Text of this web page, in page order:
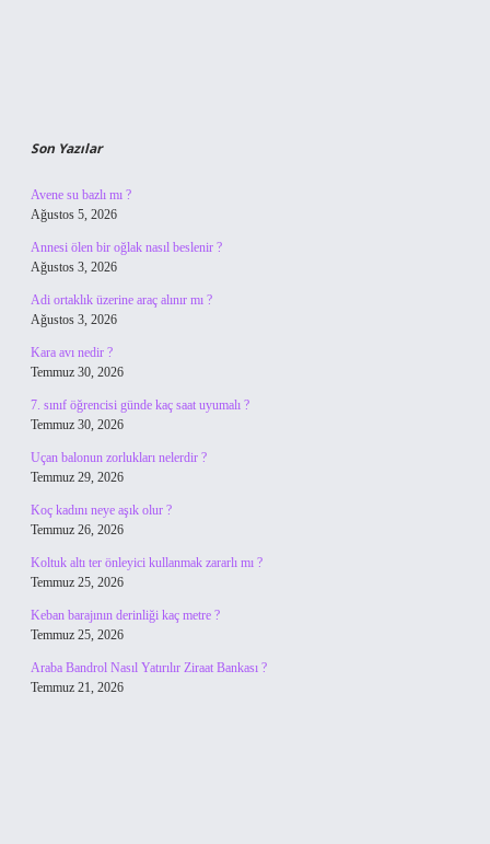
Son Yazılar
Avene su bazlı mı ?
Ağustos 5, 2026
Annesi ölen bir oğlak nasıl beslenir ?
Ağustos 3, 2026
Adi ortaklık üzerine araç alınır mı ?
Ağustos 3, 2026
Kara avı nedir ?
Temmuz 30, 2026
7. sınıf öğrencisi günde kaç saat uyumalı ?
Temmuz 30, 2026
Uçan balonun zorlukları nelerdir ?
Temmuz 29, 2026
Koç kadını neye aşık olur ?
Temmuz 26, 2026
Koltuk altı ter önleyici kullanmak zararlı mı ?
Temmuz 25, 2026
Keban barajının derinliği kaç metre ?
Temmuz 25, 2026
Araba Bandrol Nasıl Yatırılır Ziraat Bankası ?
Temmuz 21, 2026